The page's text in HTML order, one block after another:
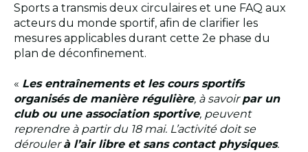
Sports a transmis deux circulaires et une FAQ aux
acteurs du monde sportif, afin de clarifier les
mesures applicables durant cette 2e phase du
plan de déconfinement.
« Les entraînements et les cours sportifs
organisés de manière régulière, à savoirpar un
club ou une association sportive, peuvent
reprendre à partir du 18 mai. L’activité doit se
déroulerà l’air libre et sans contact physiques.